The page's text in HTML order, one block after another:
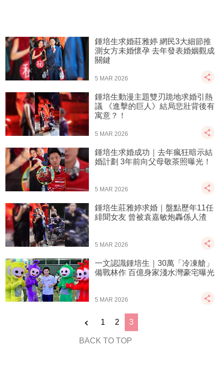
鍾培生求婚莊雅婷 網民3大細節推
測女方未婚懷孕 去年發表婚姻觀成
關鍵
5 MAR 2026
鍾培生動漫主題雙刃跪地求婚引熱
議 《進擊的巨人》結局悲壯背後有
寓意？！
5 MAR 2026
鍾培生求婚成功｜去年瘋狂暗示結
婚計劃 3年前向父母敬茶照曝光！
5 MAR 2026
鍾培生莊雅婷求婚｜盤點歷年11任
緋聞女友 曾被袁嘉敏炮轟係人渣
5 MAR 2026
一文認識鍾培生｜30萬「冷凍艙」
備戰林作 百億身家淺水灣豪宅曝光
5 MAR 2026
1 2 3
BACK TO TOP